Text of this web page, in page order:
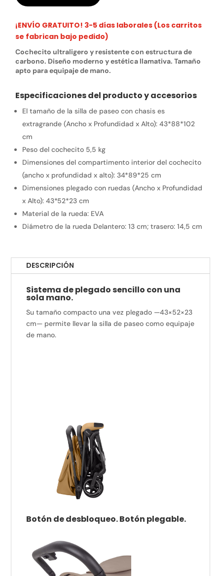
¡ENVÍO GRATUITO! 3-5 días laborales (Los carritos
se fabrican bajo pedido)
Cochecito ultraligero y resistente con estructura de
carbono. Diseño moderno y estética llamativa. Tamaño
apto para equipaje de mano.
Especificaciones del producto y accesorios
El tamaño de la silla de paseo con chasis es
extragrande (Ancho x Profundidad x Alto):43*88*102
cm
Peso del cochecito 5,5 kg
Dimensiones del compartimento interior del cochecito
(ancho x profundidad x alto):34*89*25 cm
Dimensiones plegado con ruedas (Ancho x Profundidad
x Alto):43*52*23 cm
Material de la rueda: EVA
Diámetro de la rueda Delantero: 13 cm; trasero: 14,5 cm
DESCRIPCIÓN
Sistema de plegado sencillo con una
sola mano.
Su tamaño compacto una vez plegado —43×52×23
cm— permite llevar la silla de paseo como equipaje
de mano.
Botón de desbloqueo. Botón plegable.